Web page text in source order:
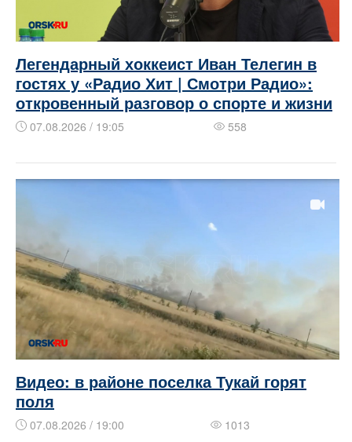
Легендарный хоккеист Иван Телегин в
гостях у «Радио Хит | Смотри Радио»:
откровенный разговор о спорте и жизни
07.08.2026 / 19:05 558
Видео: в районе поселка Тукай горят
поля
07.08.2026 / 19:00 1013